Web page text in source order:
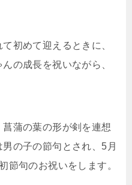
初めて迎えるときに、
の成長を祝いながら、
菖蒲の葉の形が剣を連想
の子の節句とされ、 5月
節句のお祝いをします。